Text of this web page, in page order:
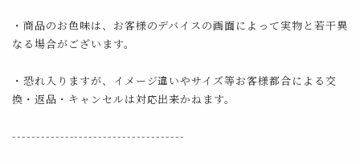
・商品のお色味は、お客様のデバイスの画面によって実物と若干異
なる場合がございます。
・恐れ入りますが、イメージ違いやサイズ等お客様都合による交
換・返品・キャンセルは対応出来かねます。
------------------------------------